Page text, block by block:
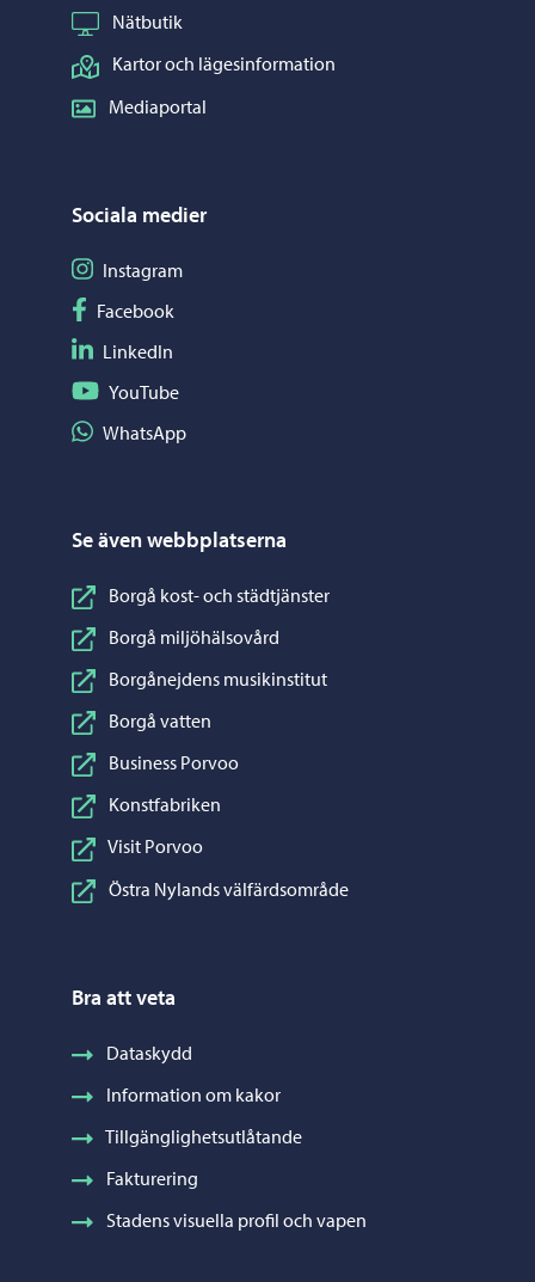
Nätbutik
Kartor och lägesinformation
Mediaportal
Sociala medier
Följ på Instagram
Instagram
Följ på Facebook
Facebook
Följ på LinkedIn
LinkedIn
Följ på YouTube
YouTube
Dela på WhatsApp
WhatsApp
Se även webbplatserna
Borgå kost- och städtjänster
Borgå miljöhälsovård
Borgånejdens musikinstitut
Borgå vatten
Business Porvoo
Konstfabriken
Visit Porvoo
Östra Nylands välfärdsområde
Bra att veta
Dataskydd
Information om kakor
Tillgänglighetsutlåtande
Fakturering
Stadens visuella profil och vapen